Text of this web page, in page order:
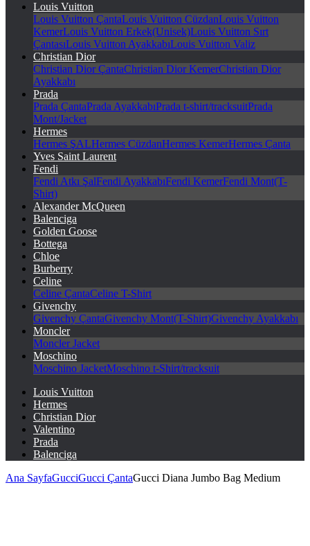
Louis Vuitton
Louis Vuitton ÇantaLouis Vuitton CüzdanLouis Vuitton
KemerLouis Vuitton Erkek(Unisek)Louis Vuitton Sırt
ÇantasıLouis Vuitton AyakkabıLouis Vuitton Valiz
Christian Dior
Christian Dior ÇantaChristian Dior KemerChristian Dior
Ayakkabı
Prada
Prada ÇantaPrada AyakkabıPrada t-shirt/tracksuitPrada
Mont/Jacket
Hermes
Hermes ŞALHermes CüzdanHermes KemerHermes Çanta
Yves Saint Laurent
Fendi
Fendi Atkı ŞalFendi AyakkabıFendi KemerFendi Mont(T-
Shirt)
Alexander McQueen
Balenciga
Golden Goose
Bottega
Chloe
Burberry
Celine
Celine ÇantaCeline T-Shirt
Givenchy
Givenchy ÇantaGivenchy Mont(T-Shirt)Givenchy Ayakkabı
Moncler
Moncler Jacket
Moschino
Moschino JacketMoschino t-Shirt/tracksuit
Louis Vuitton
Hermes
Christian Dior
Valentino
Prada
Balenciga
Ana SayfaGucciGucci ÇantaGucci Diana Jumbo Bag Medium